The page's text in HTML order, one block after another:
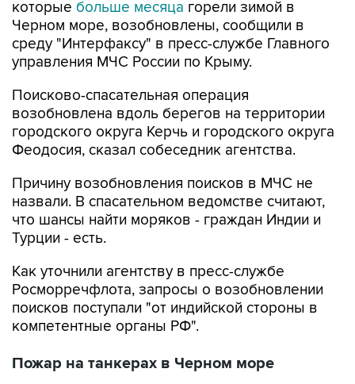
которые больше месяца горели зимой в
Черном море, возобновлены, сообщили в
среду "Интерфаксу" в пресс-службе Главного
управления МЧС России по Крыму.
Поисково-спасательная операция
возобновлена вдоль берегов на территории
городского округа Керчь и городского округа
Феодосия, сказал собеседник агентства.
Причину возобновления поисков в МЧС не
назвали. В спасательном ведомстве считают,
что шансы найти моряков - граждан Индии и
Турции - есть.
Как уточнили агентству в пресс-службе
Росморречфлота, запросы о возобновлении
поисков поступали "от индийской стороны в
компетентные органы РФ".
Пожар на танкерах в Черном море